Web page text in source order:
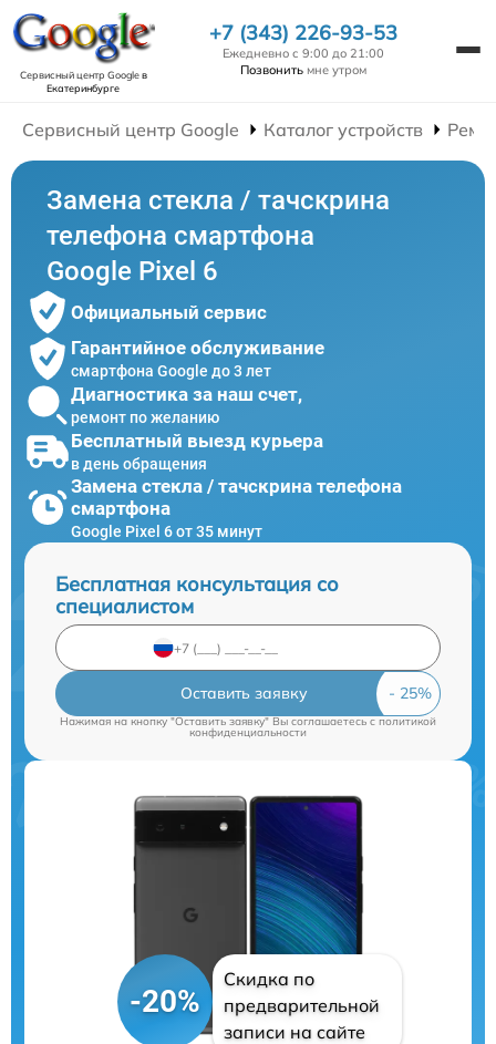
Сервисный центр Googleв
Екатеринбурге
+7 (343) 226-93-53
Ежедневно с 9:00 до 21:00
Позвонить мне утром
Сервисный центр Google Каталог устройств
Замена стекла / тачскрина
телефона смартфона
Google Pixel 6
Официальный сервис
Гарантийное обслуживание
смартфона Google до 3 лет
Диагностика за наш счет,
ремонт по желанию
Бесплатный выезд курьера
в день обращения
Замена стекла / тачскрина телефона
смартфона
Google Pixel 6 от 35 минут
Бесплатная консультация со
специалистом
Оставить заявку
Нажимая на кнопку "Оставить заявку" Вы соглашаетесь c политикой
конфиденциальности
-20%
Скидка по
предварительной
записи на сайте